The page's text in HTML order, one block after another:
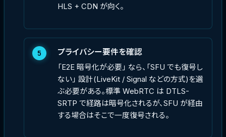
HLS + CDN が向く。
5 プライバシー要件を確認
「E2E 暗号化が必要」 なら、「SFU でも復号し
ない」 設計(LiveKit / Signal などの方式)を選
ぶ必要がある。標準 WebRTC は DTLS-
SRTP で経路は暗号化されるが、SFU が経由
する場合はそこで一度復号される。